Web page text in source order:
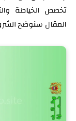
تخصص الخياطة
المقال سنوضح